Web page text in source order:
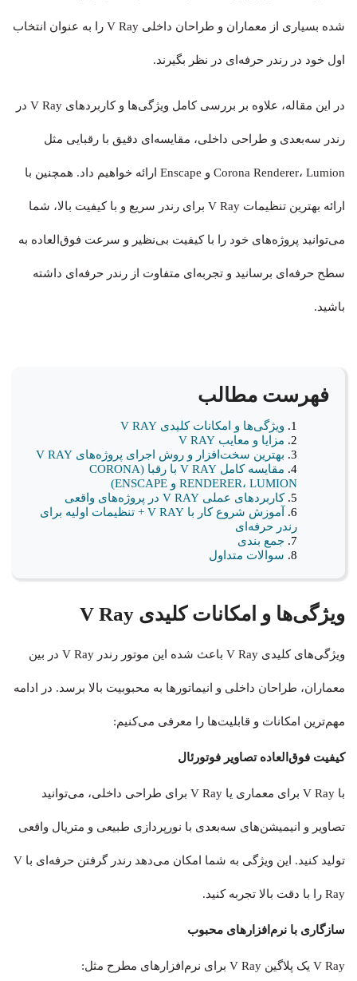
شده بسیاری از معماران و طراحان داخلی V Ray را به عنوان انتخاب
اول خود در رندر حرفه‌ای در نظر بگیرند.
در این مقاله، علاوه بر بررسی کامل ویژگی‌ها و کاربردهای V Ray در
رندر سه‌بعدی و طراحی داخلی، مقایسه‌ای دقیق با رقبایی مثل
Corona Renderer، Lumion و Enscape ارائه خواهیم داد. همچنین با
ارائه بهترین تنظیمات V Ray برای رندر سریع و با کیفیت بالا، شما
می‌توانید پروژه‌های خود را با کیفیت بی‌نظیر و سرعت فوق‌العاده به
سطح حرفه‌ای برسانید و تجربه‌ای متفاوت از رندر حرفه‌ای داشته
باشید.
فهرست مطالب
ویژگی‌ها و امکانات کلیدی V RAY
مزایا و معایب V RAY
بهترین سخت‌افزار و روش اجرای پروژه‌های V RAY
مقایسه کامل V RAY با رقبا (CORONA
RENDERER، LUMION و ENSCAPE)
کاربردهای عملی V RAY در پروژه‌های واقعی
آموزش شروع کار با V RAY + تنظیمات اولیه برای
رندر حرفه‌ای
جمع بندی
سوالات متداول
ویژگی‌ها و امکانات کلیدی V Ray
ویژگی‌های کلیدی V Ray باعث شده این موتور رندر V Ray در بین
معماران، طراحان داخلی و انیماتورها به محبوبیت بالا برسد. در ادامه
مهم‌ترین امکانات و قابلیت‌ها را معرفی می‌کنیم:
کیفیت فوق‌العاده تصاویر فوتورئال
با V Ray برای معماری یا V Ray برای طراحی داخلی، می‌توانید
تصاویر و انیمیشن‌های سه‌بعدی با نورپردازی طبیعی و متریال واقعی
تولید کنید. این ویژگی به شما امکان می‌دهد رندر گرفتن حرفه‌ای با V
Ray را با دقت بالا تجربه کنید.
سازگاری با نرم‌افزارهای محبوب
V Ray یک پلاگین V Ray برای نرم‌افزارهای مطرح مثل: